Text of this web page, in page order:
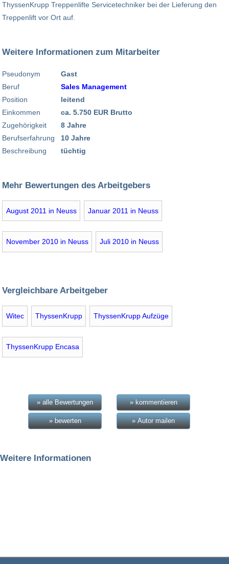
ThyssenKrupp Treppenlifte Servicetechniker bei der Lieferung den
Treppenlift vor Ort auf.
Weitere Informationen zum Mitarbeiter
Pseudonym
Beruf
Position
Einkommen
Zugehörigkeit
Berufserfahrung
Beschreibung
Gast
Sales Management
leitend
ca. 5.750 EUR Brutto
8 Jahre
10 Jahre
tüchtig
Mehr Bewertungen des Arbeitgebers
August 2011 in Neuss Januar 2011 in Neuss
November 2010 in Neuss Juli 2010 in Neuss
Vergleichbare Arbeitgeber
Witec ThyssenKrupp ThyssenKrupp Aufzüge
ThyssenKrupp Encasa
» alle Bewertungen » kommentieren
» bewerten » Autor mailen
Weitere Informationen